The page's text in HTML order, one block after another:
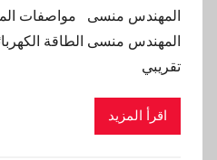
تقريبي
اقرأ المزيد